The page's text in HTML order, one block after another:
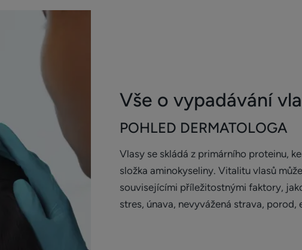
*Tento doplněk stravy mohou užívat těhotné (od 2. trimestru) a kojící ženy.
lékárníkem.
Vše o vypadávání
POHLED DERMATOLOGA
Vlasy se skládá z primárního proteinu,
složka aminokyseliny. Vitalitu vlasů
souvisejícími příležitostnými faktory,
stres, únava, nevyvážená strava, porod,